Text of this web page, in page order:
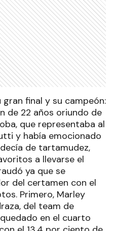
final y su campeón:
de 22 años oriundo de
que representaba al
y había emocionado
de tartamudez,
a llevarse el
ya que se
del certamen con el
Primero, Marley
del team de
en el cuarto